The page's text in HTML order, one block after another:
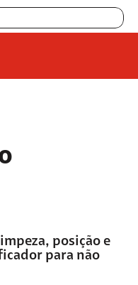
posição e
para não